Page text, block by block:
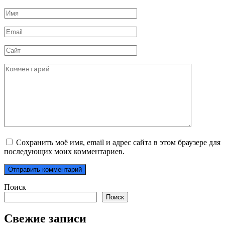
Имя
*
Email
*
Сайт
Комментарий
Сохранить моё имя, email и адрес сайта в этом браузере для
последующих моих комментариев.
Поиск
Поиск
Свежие записи